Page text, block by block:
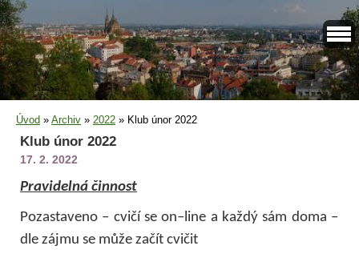
Úvod » Archiv » 2022 » Klub únor 2022
Klub únor 2022
17. 2. 2022
Pravidelná činnost
Pozastaveno – cvičí se on–line a každý sám doma –
dle zájmu se může začít cvičit